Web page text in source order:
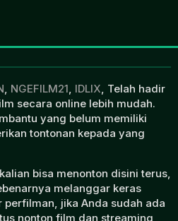
, NGEFILM21, IDLIX, Telah hadir
secara online lebih mudah.
yang belum memiliki
tontonan kepada yang
bisa menonton disini terus,
melanggar keras
jika Anda sudah ada
nonton film dan streaming